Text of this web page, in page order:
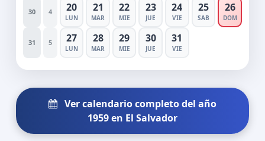
30 4 20
LUN
21
MAR
22
MIE
23
JUE
24
VIE
25
SAB
26
DOM
31 5 27
LUN
28
MAR
29
MIE
30
JUE
31
VIE
Ver calendario completo del año
1959 en El Salvador